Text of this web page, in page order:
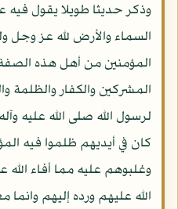
وذكر حديثا طويلا يقول فيه
السماء والأرض لله عز وجل
المؤمنين من أهل هذه
المشركين والكفار والظلمة
لرسول الله صلى الله عليه
كان في أيديهم ظلموا فيه
وغلبوهم عليه مما أفاء
الله عليهم ورده إليهم